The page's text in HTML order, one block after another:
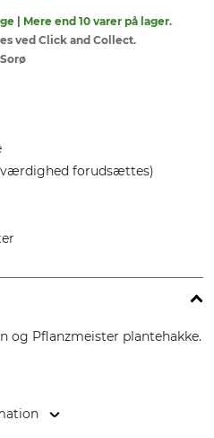
| Mere end 10 varer på lager.
ved Click and Collect.
forudsættes)
og Pflanzmeister plantehakke.